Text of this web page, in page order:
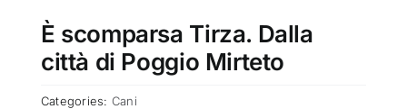
ADOZIONI PER REGIONE
SMARRITI O DA ADOTTARE
È scomparsa Tirza. Dalla
città di Poggio Mirteto
Categories: Cani